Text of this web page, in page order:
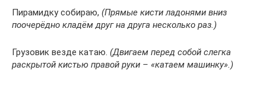
Пирамидку собираю, (Прямые кисти ладонями вниз
поочерёдно кладём друг на друга несколько раз.)
Грузовик везде катаю. (Двигаем перед собой слегка
раскрытой кистью правой руки – «катаем машинку».)